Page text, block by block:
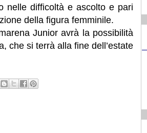
nelle difficoltà e ascolto e pari
della figura femminile.
Junior avrà la possibilità
che si terrà alla fine dell’estate